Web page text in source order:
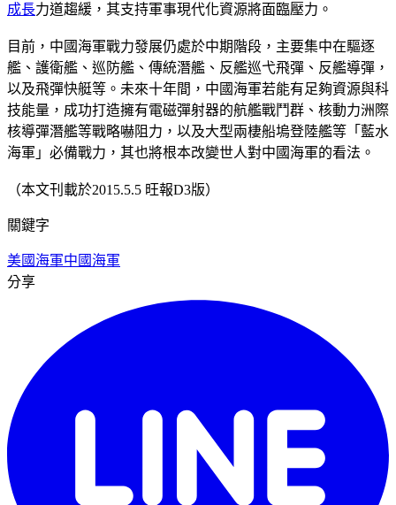
成長力道趨緩，其支持軍事現代化資源將面臨壓力。
目前，中國海軍戰力發展仍處於中期階段，主要集中在驅逐
艦、護衛艦、巡防艦、傳統潛艦、反艦巡弋飛彈、反艦導彈，
以及飛彈快艇等。未來十年間，中國海軍若能有足夠資源與科
技能量，成功打造擁有電磁彈射器的航艦戰鬥群、核動力洲際
核導彈潛艦等戰略嚇阻力，以及大型兩棲船塢登陸艦等「藍水
海軍」必備戰力，其也將根本改變世人對中國海軍的看法。
（本文刊載於2015.5.5 旺報D3版）
關鍵字
美國海軍中國海軍
分享